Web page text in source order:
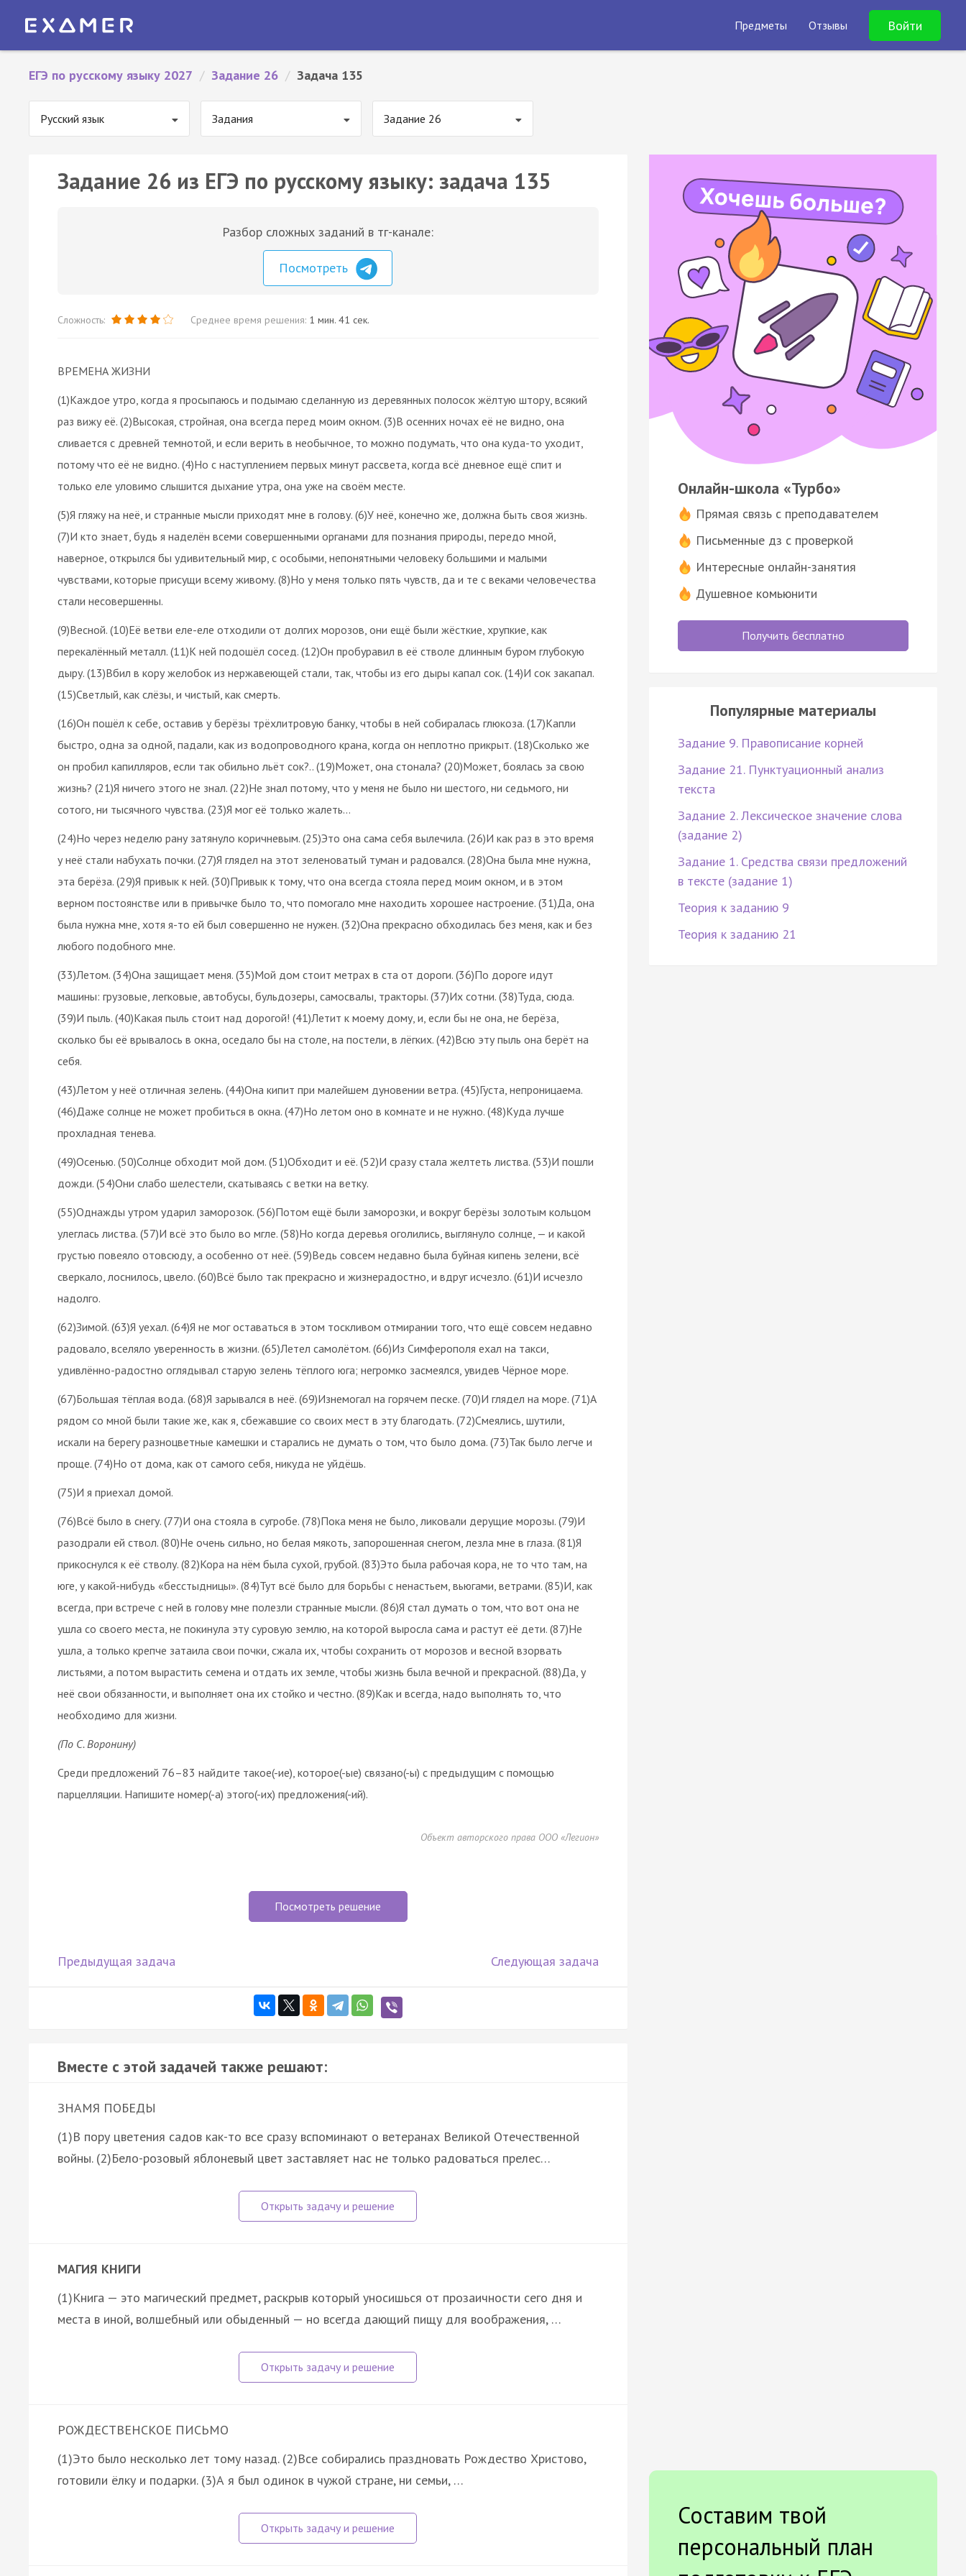
Предметы Отзывы Войти
ЕГЭ по русскому языку 2027 / Задание 26 / Задача 135
Русский язык Задания Задание 26
Задание 26 из ЕГЭ по русскому языку: задача 135
Разбор сложных заданий в тг-канале:
Посмотреть
Сложность: Среднее время решения: 1 мин. 41 сек.
ВРЕМЕНА ЖИЗНИ
(1)Каждое утро, когда я просыпаюсь и подымаю сделанную из деревянных полосок жёлтую штору, всякий
раз вижу её. (2)Высокая, стройная, она всегда перед моим окном. (3)В осенних ночах её не видно, она
сливается с древней темнотой, и если верить в необычное, то можно подумать, что она куда-то уходит,
потому что её не видно. (4)Но с наступлением первых минут рассвета, когда всё дневное ещё спит и
только еле уловимо слышится дыхание утра, она уже на своём месте.
(5)Я гляжу на неё, и странные мысли приходят мне в голову. (6)У неё, конечно же, должна быть своя жизнь.
(7)И кто знает, будь я наделён всеми совершенными органами для познания природы, передо мной,
наверное, открылся бы удивительный мир, с особыми, непонятными человеку большими и малыми
чувствами, которые присущи всему живому. (8)Но у меня только пять чувств, да и те с веками человечества
стали несовершенны.
(9)Весной. (10)Её ветви еле-еле отходили от долгих морозов, они ещё были жёсткие, хрупкие, как
перекалённый металл. (11)К ней подошёл сосед. (12)Он пробуравил в её стволе длинным буром глубокую
дыру. (13)Вбил в кору желобок из нержавеющей стали, так, чтобы из его дыры капал сок. (14)И сок закапал.
(15)Светлый, как слёзы, и чистый, как смерть.
(16)Он пошёл к себе, оставив у берёзы трёхлитровую банку, чтобы в ней собиралась глюкоза. (17)Капли
быстро, одна за одной, падали, как из водопроводного крана, когда он неплотно прикрыт. (18)Сколько же
он пробил капилляров, если так обильно льёт сок?.. (19)Может, она стонала? (20)Может, боялась за свою
жизнь? (21)Я ничего этого не знал. (22)Не знал потому, что у меня не было ни шестого, ни седьмого, ни
сотого, ни тысячного чувства. (23)Я мог её только жалеть…
(24)Но через неделю рану затянуло коричневым. (25)Это она сама себя вылечила. (26)И как раз в это время
у неё стали набухать почки. (27)Я глядел на этот зеленоватый туман и радовался. (28)Она была мне нужна,
эта берёза. (29)Я привык к ней. (30)Привык к тому, что она всегда стояла перед моим окном, и в этом
верном постоянстве или в привычке было то, что помогало мне находить хорошее настроение. (31)Да, она
была нужна мне, хотя я-то ей был совершенно не нужен. (32)Она прекрасно обходилась без меня, как и без
любого подобного мне.
(33)Летом. (34)Она защищает меня. (35)Мой дом стоит метрах в ста от дороги. (36)По дороге идут
машины: грузовые, легковые, автобусы, бульдозеры, самосвалы, тракторы. (37)Их сотни. (38)Туда, сюда.
(39)И пыль. (40)Какая пыль стоит над дорогой! (41)Летит к моему дому, и, если бы не она, не берёза,
сколько бы её врывалось в окна, оседало бы на столе, на постели, в лёгких. (42)Всю эту пыль она берёт на
себя.
(43)Летом у неё отличная зелень. (44)Она кипит при малейшем дуновении ветра. (45)Густа, непроницаема.
(46)Даже солнце не может пробиться в окна. (47)Но летом оно в комнате и не нужно. (48)Куда лучше
прохладная тенева.
(49)Осенью. (50)Солнце обходит мой дом. (51)Обходит и её. (52)И сразу стала желтеть листва. (53)И пошли
дожди. (54)Они слабо шелестели, скатываясь с ветки на ветку.
(55)Однажды утром ударил заморозок. (56)Потом ещё были заморозки, и вокруг берёзы золотым кольцом
улеглась листва. (57)И всё это было во мгле. (58)Но когда деревья оголились, выглянуло солнце, — и какой
грустью повеяло отовсюду, а особенно от неё. (59)Ведь совсем недавно была буйная кипень зелени, всё
сверкало, лоснилось, цвело. (60)Всё было так прекрасно и жизнерадостно, и вдруг исчезло. (61)И исчезло
надолго.
(62)Зимой. (63)Я уехал. (64)Я не мог оставаться в этом тоскливом отмирании того, что ещё совсем недавно
радовало, вселяло уверенность в жизни. (65)Летел самолётом. (66)Из Симферополя ехал на такси,
удивлённо-радостно оглядывал старую зелень тёплого юга; негромко засмеялся, увидев Чёрное море.
(67)Большая тёплая вода. (68)Я зарывался в неё. (69)Изнемогал на горячем песке. (70)И глядел на море. (71)А
рядом со мной были такие же, как я, сбежавшие со своих мест в эту благодать. (72)Смеялись, шутили,
искали на берегу разноцветные камешки и старались не думать о том, что было дома. (73)Так было легче и
проще. (74)Но от дома, как от самого себя, никуда не уйдёшь.
(75)И я приехал домой.
(76)Всё было в снегу. (77)И она стояла в сугробе. (78)Пока меня не было, ликовали дерущие морозы. (79)И
разодрали ей ствол. (80)Не очень сильно, но белая мякоть, запорошенная снегом, лезла мне в глаза. (81)Я
прикоснулся к её стволу. (82)Кора на нём была сухой, грубой. (83)Это была рабочая кора, не то что там, на
юге, у какой-нибудь «бесстыдницы». (84)Тут всё было для борьбы с ненастьем, вьюгами, ветрами. (85)И, как
всегда, при встрече с ней в голову мне полезли странные мысли. (86)Я стал думать о том, что вот она не
ушла со своего места, не покинула эту суровую землю, на которой выросла сама и растут её дети. (87)Не
ушла, а только крепче затаила свои почки, сжала их, чтобы сохранить от морозов и весной взорвать
листьями, а потом вырастить семена и отдать их земле, чтобы жизнь была вечной и прекрасной. (88)Да, у
неё свои обязанности, и выполняет она их стойко и честно. (89)Как и всегда, надо выполнять то, что
необходимо для жизни.
(По С. Воронину)
Среди предложений 76–83 найдите такое(-ие), которое(-ые) связано(-ы) с предыдущим с помощью
парцелляции. Напишите номер(-а) этого(-их) предложения(-ий).
Объект авторского права ООО «Легион»
Посмотреть решение
Предыдущая задача Следующая задача
Вместе с этой задачей также решают:
ЗНАМЯ ПОБЕДЫ
(1)В пору цветения садов как-то все сразу вспоминают о ветеранах Великой Отечественной
войны. (2)Бело-розовый яблоневый цвет заставляет нас не только радоваться прелес…
МАГИЯ КНИГИ
(1)Книга — это магический предмет, раскрыв который уносишься от прозаичности сего дня и
места в иной, волшебный или обыденный — но всегда дающий пищу для воображения, …
РОЖДЕСТВЕНСКОЕ ПИСЬМО
(1)Это было несколько лет тому назад. (2)Все собирались праздновать Рождество Христово,
готовили ёлку и подарки. (3)А я был одинок в чужой стране, ни семьи, …
Онлайн-школа «Турбо»
Прямая связь с преподавателем
Письменные дз с проверкой
Интересные онлайн-занятия
Душевное комьюнити
Получить бесплатно
Популярные материалы
Задание 9. Правописание корней
Задание 21. Пунктуационный анализ
текста
Задание 2. Лексическое значение слова
(задание 2)
Задание 1. Средства связи предложений
в тексте (задание 1)
Теория к заданию 9
Теория к заданию 21
Составим твой
персональный план